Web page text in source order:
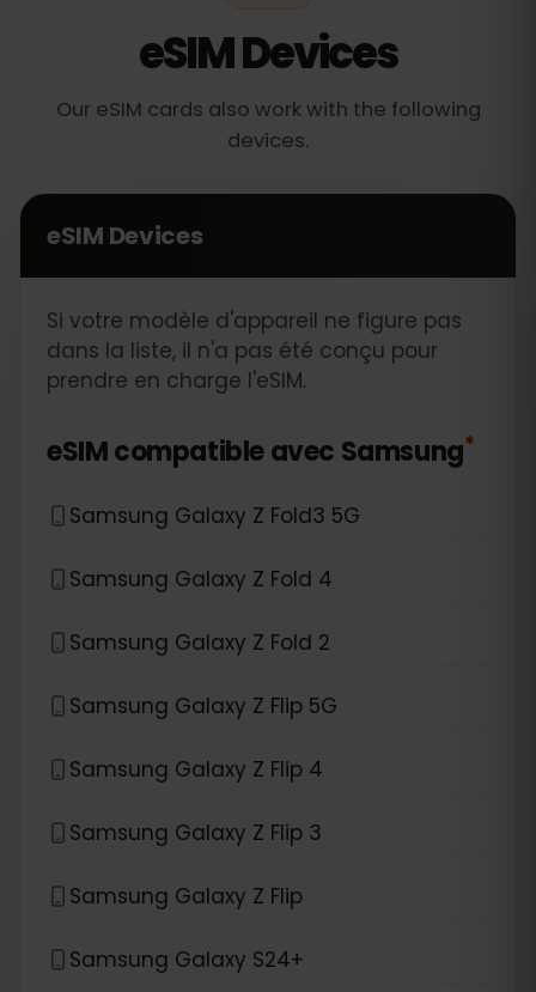
eSIM Devices
Our eSIM cards also work with the following
devices.
eSIM Devices
Si votre modèle d'appareil ne figure pas
dans la liste, il n'a pas été conçu pour
prendre en charge l'eSIM.
eSIM compatible avec Samsung*
Samsung Galaxy Z Fold3 5G
Samsung Galaxy Z Fold 4
Samsung Galaxy Z Fold 2
Samsung Galaxy Z Flip 5G
Samsung Galaxy Z Flip 4
Samsung Galaxy Z Flip 3
Samsung Galaxy Z Flip
Samsung Galaxy S24+